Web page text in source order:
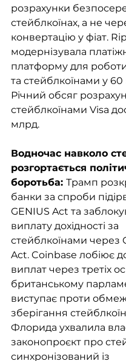
розрахунки
стейблкоїнах, а не
конвертацію у фіат.
модернізувала
платформу для
та стейблкоїнами у 60
Річний обсяг
стейблкоїнами Visa
млрд.
Водночас навколо
розгортається
боротьба: Трамп
банки за спроби
GENIUS Act та
виплату дохідності за
стейблкоїнами через
Act. Coinbase лобіює
виплат через третіх
британському
виступає проти
зберігання
Флорида ухвалила
законопроєкт про
синхронізований із